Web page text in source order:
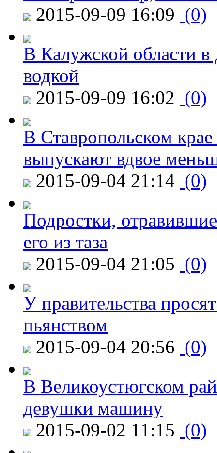
2015-09-09 16:09 (0)
В Калужской области в
водкой
2015-09-09 16:02 (0)
В Ставропольском
выпускают вдвое
2015-09-04 21:14 (0)
Подростки,
его из таза
2015-09-04 21:05 (0)
У правительства
пьянством
2015-09-04 20:56 (0)
В Великоустюгском
девушки машину
2015-09-02 11:15 (0)